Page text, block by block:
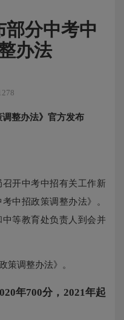
分中考中
办法
调整办法》官方发布
开中考中招有关工作新
中招政策调整办法》。
等教育处负责人到会并
策调整办法》。
年700分，2021年起